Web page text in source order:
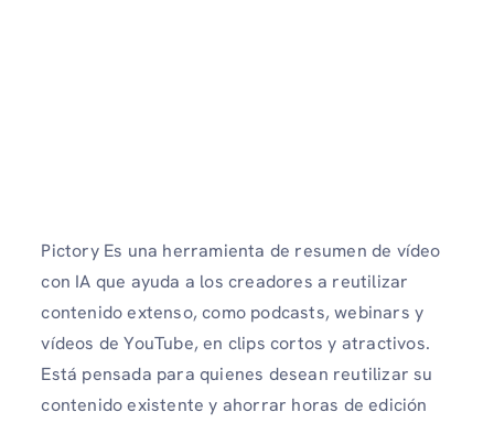
Pictory Es una herramienta de resumen de vídeo
con IA que ayuda a los creadores a reutilizar
contenido extenso, como podcasts, webinars y
vídeos de YouTube, en clips cortos y atractivos.
Está pensada para quienes desean reutilizar su
contenido existente y ahorrar horas de edición